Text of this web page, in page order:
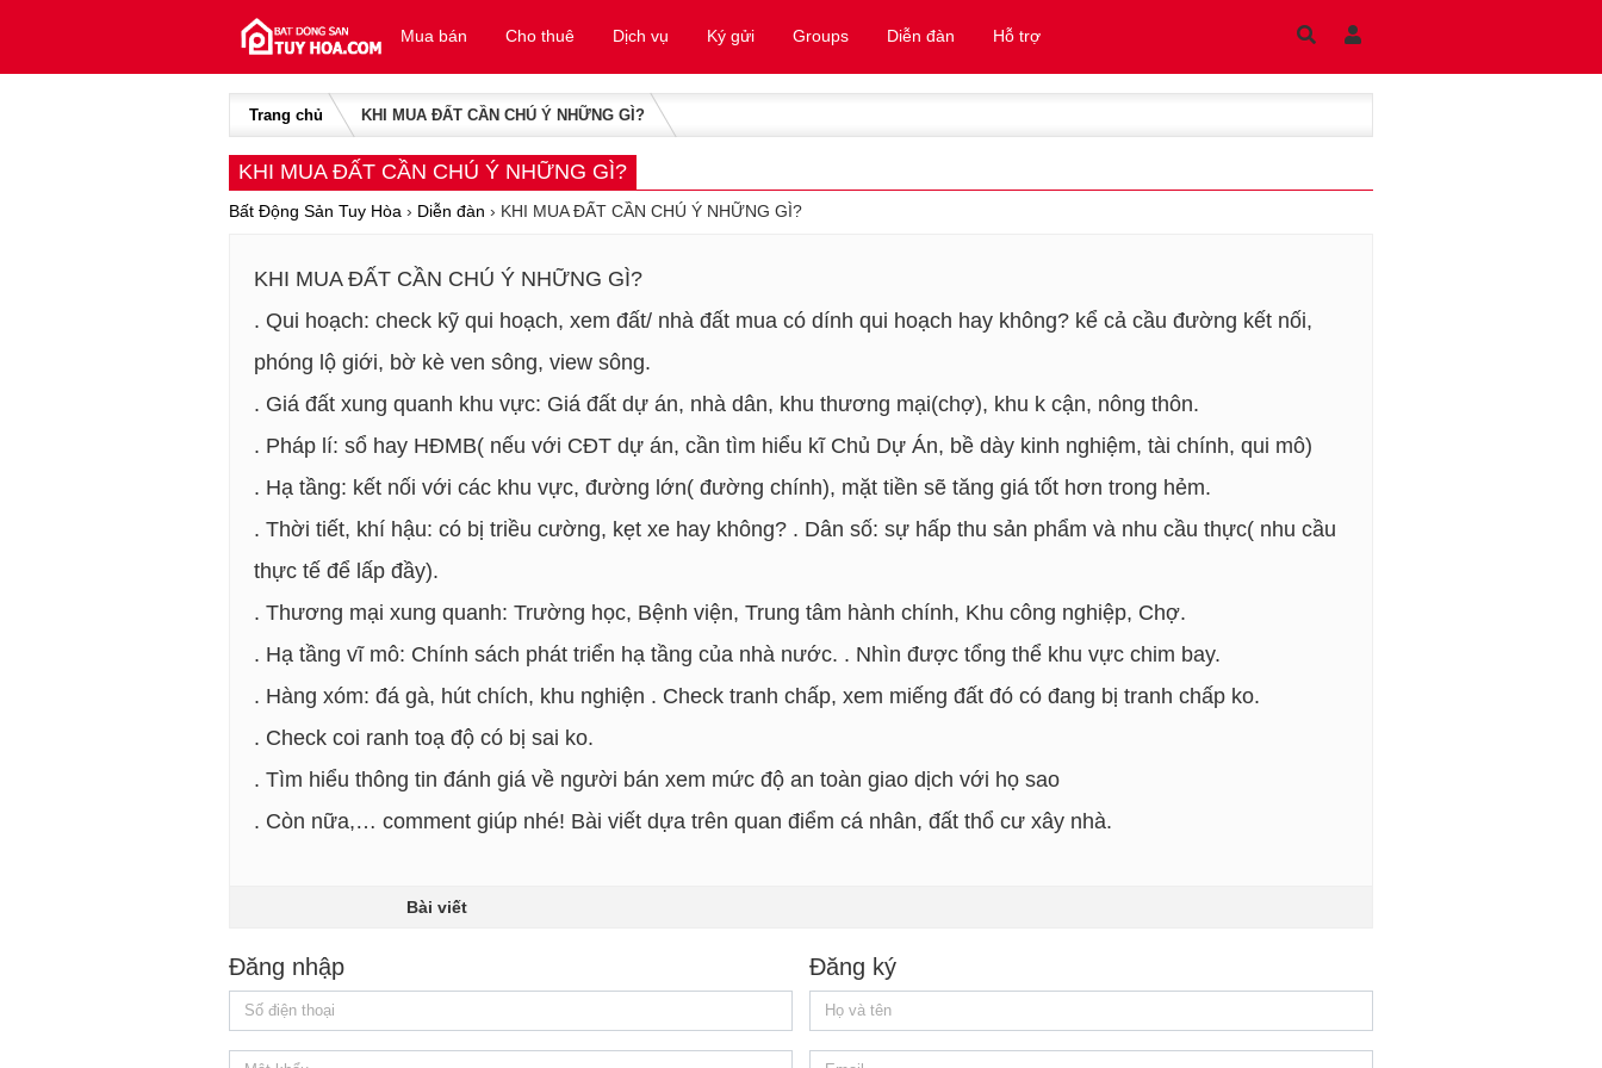
Mua bán
Cho thuê Dịch vụ Ký gửi Groups Diễn đàn Hỗ trợ
Trang chủ KHI MUA ĐẤT CẦN CHÚ Ý NHỮNG GÌ?
KHI MUA ĐẤT CẦN CHÚ Ý NHỮNG GÌ?
Bất Động Sản Tuy Hòa › Diễn đàn › KHI MUA ĐẤT CẦN CHÚ Ý NHỮNG GÌ?
KHI MUA ĐẤT CẦN CHÚ Ý NHỮNG GÌ?
. Qui hoạch: check kỹ qui hoạch, xem đất/ nhà đất mua có dính qui hoạch hay không? kể cả cầu đường kết nối,
phóng lộ giới, bờ kè ven sông, view sông.
. Giá đất xung quanh khu vực: Giá đất dự án, nhà dân, khu thương mại(chợ), khu k cận, nông thôn.
. Pháp lí: sổ hay HĐMB( nếu với CĐT dự án, cần tìm hiểu kĩ Chủ Dự Án, bề dày kinh nghiệm, tài chính, qui mô)
. Hạ tầng: kết nối với các khu vực, đường lớn( đường chính), mặt tiền sẽ tăng giá tốt hơn trong hẻm.
. Thời tiết, khí hậu: có bị triều cường, kẹt xe hay không? . Dân số: sự hấp thu sản phẩm và nhu cầu thực( nhu cầu
thực tế để lấp đầy).
. Thương mại xung quanh: Trường học, Bệnh viện, Trung tâm hành chính, Khu công nghiệp, Chợ.
. Hạ tầng vĩ mô: Chính sách phát triển hạ tầng của nhà nước. . Nhìn được tổng thể khu vực chim bay.
. Hàng xóm: đá gà, hút chích, khu nghiện . Check tranh chấp, xem miếng đất đó có đang bị tranh chấp ko.
. Check coi ranh toạ độ có bị sai ko.
. Tìm hiểu thông tin đánh giá về người bán xem mức độ an toàn giao dịch với họ sao
. Còn nữa,… comment giúp nhé! Bài viết dựa trên quan điểm cá nhân, đất thổ cư xây nhà.
Bài viết
Đăng nhập Đăng ký